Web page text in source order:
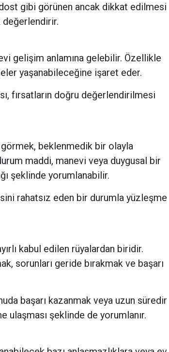
gibi görünen ancak dikkat edilmesi
değerlendirir.
gelişim anlamına gelebilir. Özellikle
yaşanabileceğine işaret eder.
fırsatların doğru değerlendirilmesi
görmek, beklenmedik bir olayla
maddi, manevi veya duygusal bir
şeklinde yorumlanabilir.
rahatsız eden bir durumla yüzleşme
kabul edilen rüyalardan biridir.
sorunları geride bırakmak ve başarı
başarı kazanmak veya uzun süredir
şeklinde de yorumlanır.